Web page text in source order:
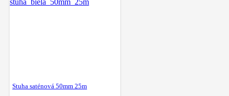
Stuha saténová 50mm 25m